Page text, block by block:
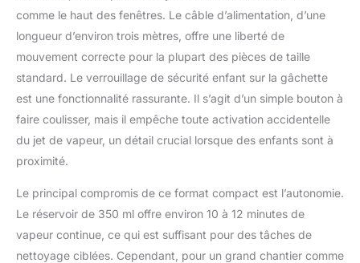
comme le haut des fenêtres. Le câble d’alimentation, d’une
longueur d’environ trois mètres, offre une liberté de
mouvement correcte pour la plupart des pièces de taille
standard. Le verrouillage de sécurité enfant sur la gâchette
est une fonctionnalité rassurante. Il s’agit d’un simple bouton à
faire coulisser, mais il empêche toute activation accidentelle
du jet de vapeur, un détail crucial lorsque des enfants sont à
proximité.
Le principal compromis de ce format compact est l’autonomie.
Le réservoir de 350 ml offre environ 10 à 12 minutes de
vapeur continue, ce qui est suffisant pour des tâches de
nettoyage ciblées. Cependant, pour un grand chantier comme